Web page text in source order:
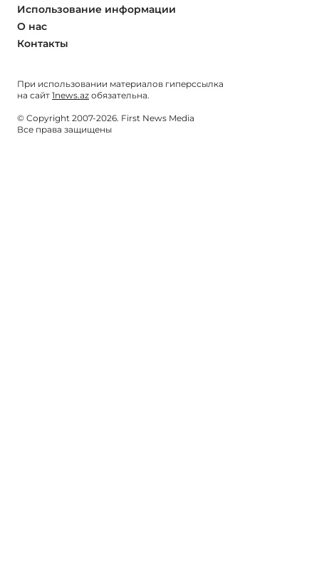
Использование информации
О нас
Контакты
При использовании материалов гиперссылка
на сайт 1news.az обязательна.
© Copyright 2007-2026. First News Media
Все права защищены